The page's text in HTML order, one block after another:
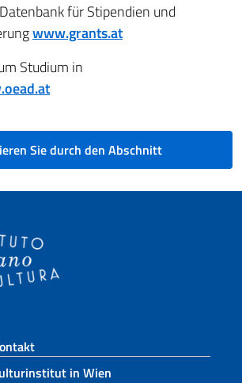
für Stipendien und
www.grants.at
Studium in
Sie durch den Abschnitt
in Wien